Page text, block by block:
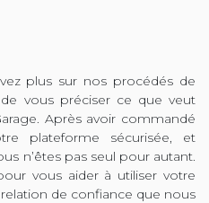
plus sur nos procédés de
vous préciser ce que veut
Après avoir commandé
plateforme sécurisée, et
n’êtes pas seul pour autant.
vous aider à utiliser votre
de confiance que nous